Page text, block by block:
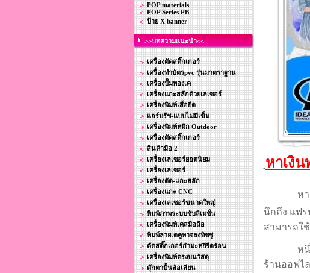
POP materials
POP Series PB
ป้าย X banner
>>บทความแนะนำ<<
เครื่องตัดสติ๊กเกอร์
เครื่องทำบัตรpvc รุ่นมาตราฐาน
เครื่องปั๊มทองเค
เครื่องแกะสลักด้วยเลเซอร์
เครื่องพิมพ์เสื้อยืด
แอร์บรัช-แบบไม่มีเข็ม
เครื่องพิมพ์หมึก Outdoor
เครื่องตัดสติ๊กเกอร์
สินค้ามือ 2
เครื่องเลเซอร์ยอดนิยม
เครื่องเลเซอร์
เครื่องตัด-แกะสลัก
เครื่องแกะ CNC
เครื่องเลเซอร์ขนาดใหญ่
พิมพ์ภาพระบบซับลิเมชั่น
เครื่องพิมพ์เคสมือถือ
พิมพ์ลายเดคูพาจลงทิชชู่
ตัดสติ๊กเกอร์กำมะหยีรีดร้อน
เครื่องพิมพ์ตรงบนวัสดุ
ตุ๊กตาปั้นล้อเลียน
หาเงิน
หาก
นึกถึง แฟ
สามารถใ
หนึ่งใ
ร้านออฟไ